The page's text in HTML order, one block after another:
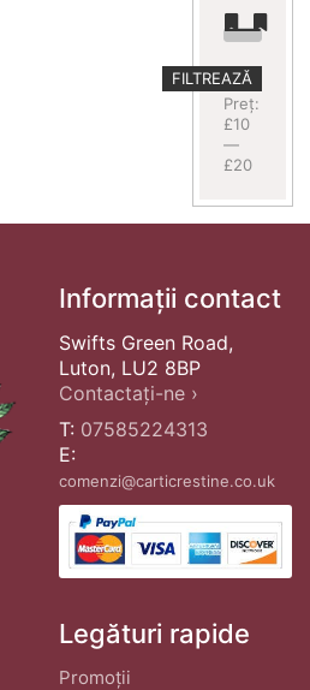
Preț
minim
Preț
maxim
FILTREAZĂ
Preț:
£10
—
£20
Informații contact
Swifts Green Road,
Luton, LU2 8BP
Contactați-ne ›
T: 07585224313
E:
comenzi@carticrestine.co.uk
Legături rapide
Promoții